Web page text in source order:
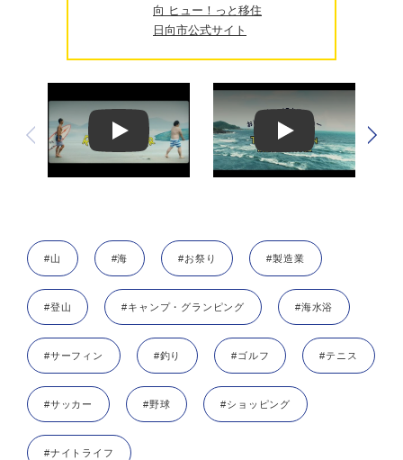
向 ヒュー！っと移住
日向市公式サイト
Play Play
#山 #海 #お祭り #製造業
#登山 #キャンプ・グランピング #海水浴
#サーフィン #釣り #ゴルフ #テニス
#サッカー #野球 #ショッピング
#ナイトライフ